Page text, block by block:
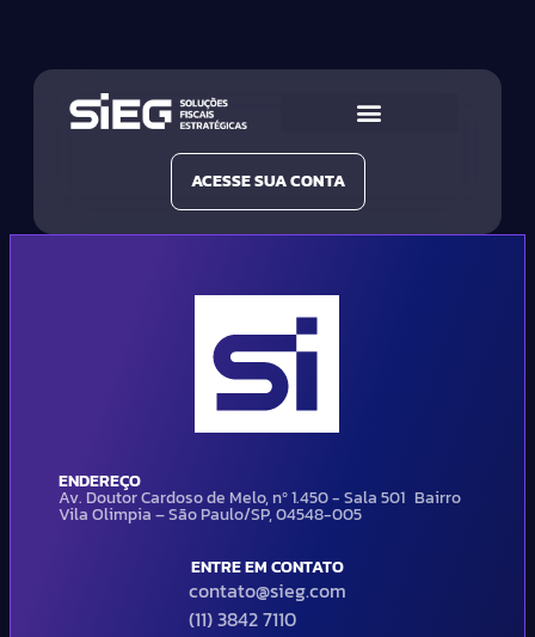
ACESSE SUA CONTA
ENDEREÇO
Av. Doutor Cardoso de Melo, nº 1.450 - Sala 501 Bairro
Vila Olimpia – São Paulo/SP, 04548-005
ENTRE EM CONTATO
contato@sieg.com
(11) 3842 7110